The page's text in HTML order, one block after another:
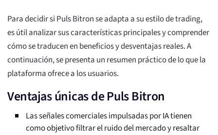
Para decidir si Puls Bitron se adapta a su estilo de trading,
es útil analizar sus características principales y comprender
cómo se traducen en beneficios y desventajas reales. A
continuación, se presenta un resumen práctico de lo que la
plataforma ofrece a los usuarios.
Ventajas únicas de Puls Bitron
Las señales comerciales impulsadas por IA tienen
como objetivo filtrar el ruido del mercado y resaltar